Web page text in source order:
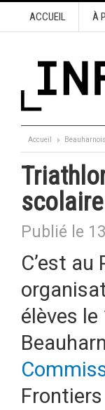
ACCUEIL À
Accueil
scolaire
Publié le
C’est
élèves